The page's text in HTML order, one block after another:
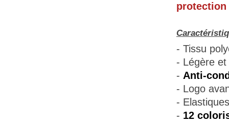
protection
- Tissu
- Légère
- Anti-
- Logo
-
- 12